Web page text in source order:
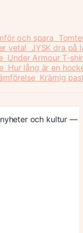
och spara
veta! JYSK dra på
Under Armour T-
Hur lång är en
Krämig
och kultur —